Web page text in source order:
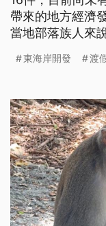
帶來的地方經濟
當地部落族人來
擊？
東海岸開發 渡